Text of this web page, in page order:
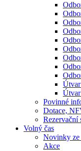
Povinné
Dotace,
Rezervační
Volný čas
Novinky ze
Akce